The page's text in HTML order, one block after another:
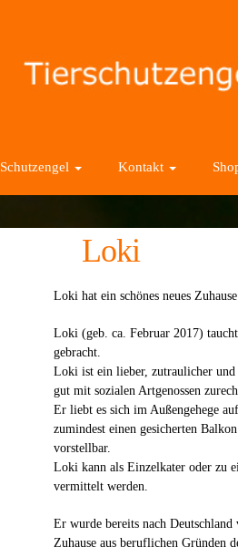
Schutzengel Kontakt
Loki
Loki hat ein schönes neues
Loki(geb. ca. Februar 2017)
gebracht.
Loki ist ein lieber, zutraulicherund
gut mit sozialenArtgenossen
Er liebt es sich im Außengehege
zumindest einen gesicherten Balkon
vorstellbar.
Loki kann als Einzelkater oder zu
vermittelt werden.
Er wurde bereits nach
Zuhause aus beruflichen Gründen